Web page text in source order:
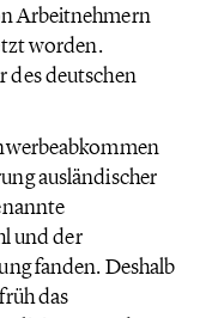
Arbeitnehmern
worden.
des deutschen
ausländischer
und der
fanden. Deshalb
das